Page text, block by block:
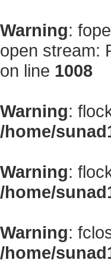
Warning:
open stream:
on line 1008
Warning:
/home/
Warning:
/home/
Warning:
/home/